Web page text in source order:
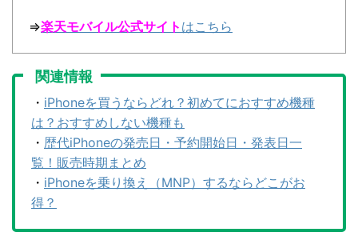
⇒楽天モバイル公式サイト はこちら
関連情報
・ iPhoneを買うならどれ？初めてにおすすめ機種
は？おすすめしない機種も
・ 歴代iPhoneの発売日・予約開始日・発表日一
覧！販売時期まとめ
・ iPhoneを乗り換え（MNP）するならどこがお
得？